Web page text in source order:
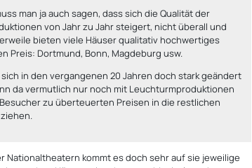
man ja auch sagen, dass sich die Qualität der
von Jahr zu Jahr steigert, nicht überall und
bieten viele Häuser qualitativ hochwertiges
Preis: Dortmund, Bonn, Magdeburg usw.
in den vergangenen 20 Jahren doch stark geändert
da vermutlich nur noch mit Leuchturmproduktionen
zu überteuerten Preisen in die restlichen
Nationaltheatern kommt es doch sehr auf sie jeweilige